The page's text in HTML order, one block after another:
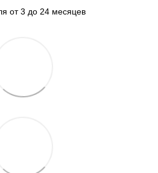
от 3 до 24 месяцев